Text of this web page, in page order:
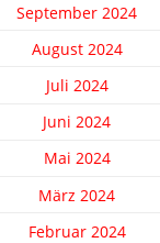
September 2024
August 2024
Juli 2024
Juni 2024
Mai 2024
März 2024
Februar 2024